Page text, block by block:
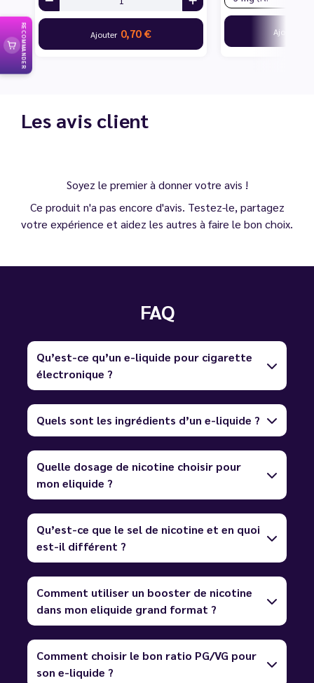
Ajouter 0,70 € Ajouter
Les avis client
Soyez le premier à donner votre avis !
Ce produit n'a pas encore d'avis. Testez-le, partagez
votre expérience et aidez les autres à faire le bon choix.
FAQ
Qu’est-ce qu’un e-liquide pour cigarette
électronique ?
Quels sont les ingrédients d’un e-liquide ?
Quelle dosage de nicotine choisir pour
mon eliquide ?
Qu’est-ce que le sel de nicotine et en quoi
est-il différent ?
Comment utiliser un booster de nicotine
dans mon eliquide grand format ?
Comment choisir le bon ratio PG/VG pour
son e-liquide ?
RECOMMANDER